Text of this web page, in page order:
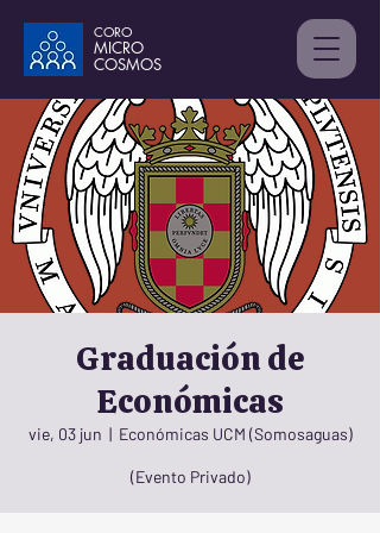
CORO
MICRO
COSMOS
Graduación de
Económicas
vie, 03 jun
  |
Económicas UCM (Somosaguas)
(Evento Privado)